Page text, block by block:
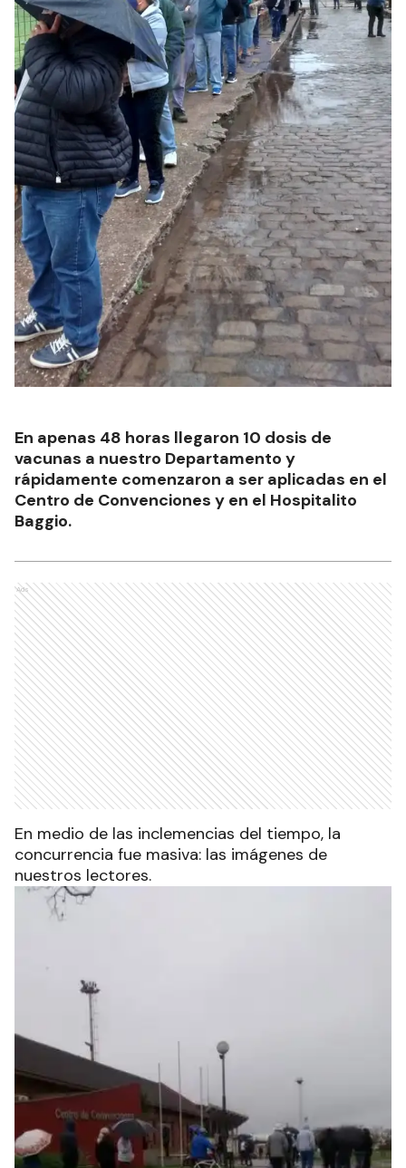
En apenas 48 horas llegaron 10 dosis de
vacunas a nuestro Departamento y
rápidamente comenzaron a ser aplicadas en el
Centro de Convenciones y en el Hospitalito
Baggio.
Ads
En medio de las inclemencias del tiempo, la
concurrencia fue masiva: las imágenes de
nuestros lectores.